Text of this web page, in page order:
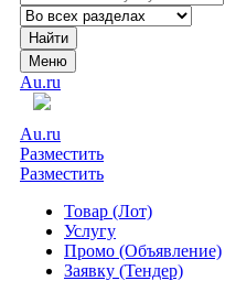
Найти
Меню
Au.ru
Au.ru
Разместить
Разместить
Товар (Лот)
Услугу
Промо (Объявление)
Заявку (Тендер)